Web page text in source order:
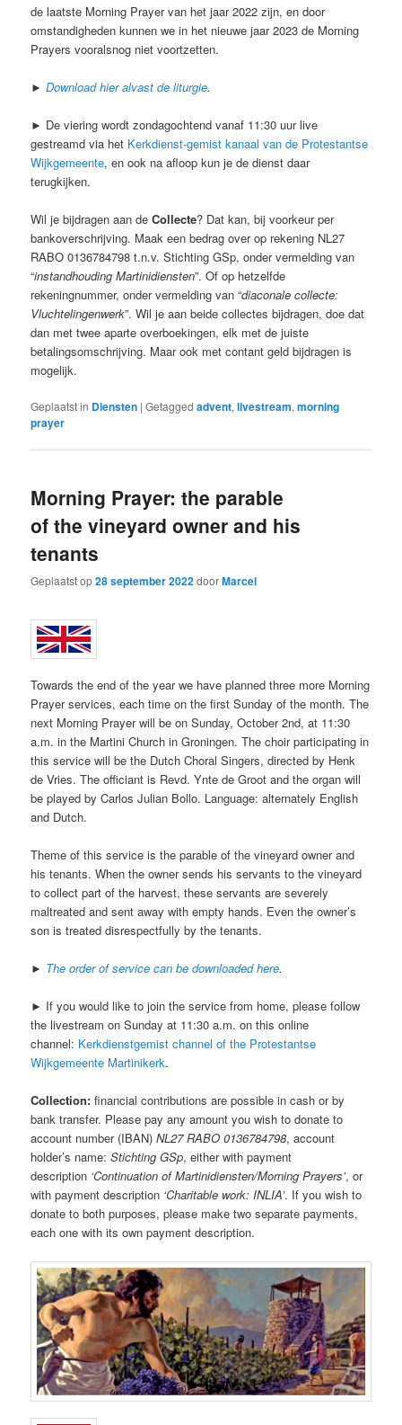
de laatste Morning Prayer van het jaar 2022 zijn, en door
omstandigheden kunnen we in het nieuwe jaar 2023 de Morning
Prayers vooralsnog niet voortzetten.
►Download hier alvast de liturgie.
► De viering wordt zondagochtend vanaf 11:30 uur live
gestreamd via het Kerkdienst-gemist kanaal van de Protestantse
Wijkgemeente, en ook na afloop kun je de dienst daar
terugkijken.
Wil je bijdragen aan deCollecte? Dat kan, bij voorkeur per
bankoverschrijving. Maak een bedrag over op rekening NL27
RABO 0136784798 t.n.v. Stichting GSp, onder vermelding van
“instandhouding Martinidiensten”. Of op hetzelfde
rekeningnummer, onder vermelding van “diaconale collecte:
Vluchtelingenwerk”. Wil je aan beide collectes bijdragen, doe dat
dan met twee aparte overboekingen, elk met de juiste
betalingsomschrijving. Maar ook met contant geld bijdragen is
mogelijk.
Geplaatst in Diensten |Getagged advent,livestream,morning
prayer
Morning Prayer: the parable
of the vineyard owner and his
tenants
Geplaatst op28 september 2022doorMarcel
Towards the end of the year we have planned three more Morning
Prayer services, each time on the first Sunday of the month. The
next Morning Prayer will be on Sunday, October 2nd, at 11:30
a.m. in the Martini Church in Groningen. The choir participating in
this service will be the Dutch Choral Singers, directed by Henk
de Vries. The officiant is Revd. Ynte de Groot and the organ will
be played by Carlos Julian Bollo. Language: alternately English
and Dutch.
Theme of this service is the parable of the vineyard owner and
his tenants. When the owner sends his servants to the vineyard
to collect part of the harvest, these servants are severely
maltreated and sent away with empty hands. Even the owner’s
son is treated disrespectfully by the tenants.
► The order of service can be downloaded here.
► If you would like to join the service from home, please follow
the livestream on Sunday at 11:30 a.m. on this online
channel: Kerkdienstgemist channel of the Protestantse
Wijkgemeente Martinikerk.
Collection: financial contributions are possible in cash or by
bank transfer. Please pay any amount you wish to donate to
account number (IBAN)NL27 RABO 0136784798, account
holder’s name:Stichting GSp, either with payment
description ‘Continuation of Martinidiensten/Morning Prayers’, or
with payment description ‘Charitable work: INLIA’. If you wish to
donate to both purposes, please make two separate payments,
each one with its own payment description.